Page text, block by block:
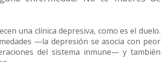
una clínica depresiva, como es el duelo.
—la depresión se asocia con peor
del sistema inmune— y también